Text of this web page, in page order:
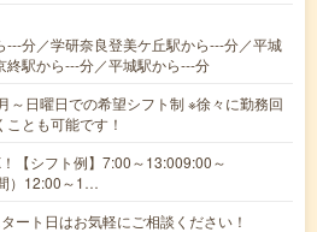
---分／学研奈良登美ケ丘駅から---分／平城
終駅から---分／平城駅から---分
～日曜日での希望シフト制 ※徐々に勤務回
とも可能です！
【シフト例】7:00～13:009:00～
）12:00～1…
ート日はお気軽にご相談ください！